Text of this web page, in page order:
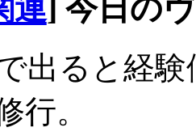
連] 今日の
出ると経
行。